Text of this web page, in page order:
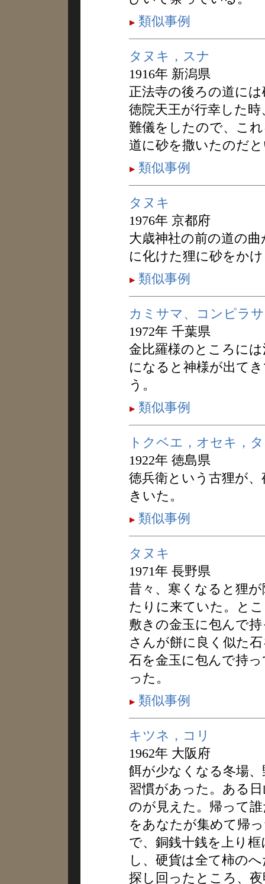
類似事例
タヌキ，スナ
1916年 新潟県
正法寺の後ろの道に
徳院天王が行幸した
難儀をしたので、こ
道に砂を撒いたのだ
類似事例
タヌキ
1976年 京都府
大歳神社の前の道の
に化けた狸に砂をか
類似事例
カミサマ、コンピラ
1972年 千葉県
金比羅様のところに
になると神様が出て
う。
類似事例
トクベエ，オセキ，
1922年 徳島県
徳兵衛という古狸が
きいた。
類似事例
タヌキ
1971年 長野県
昔々、寒くなると狸
たりに来ていた。と
敷きの金玉に包んで
さんが餅に良く似た
石を金玉に包んで持
った。
類似事例
キツネ，コリ
1962年 大阪府
餌が少なくなる冬場
習慣があった。ある
のが見えた。帰って
をあなたが集めて帰
で、銅銭十銭を上り
し、硬貨は全て柿の
探し回ったところ、